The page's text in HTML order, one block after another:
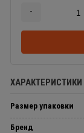
-
ХАРАКТЕРИСТИКИ
Размер упаковки
Бренд